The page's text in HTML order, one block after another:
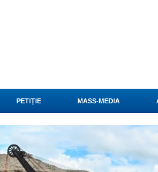
PETIŢIE MASS-MEDIA